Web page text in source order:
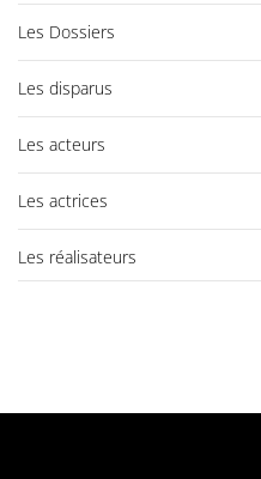
Les Dossiers
Les disparus
Les acteurs
Les actrices
Les réalisateurs